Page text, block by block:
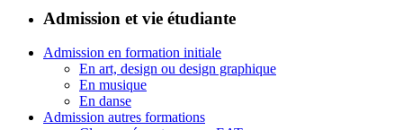
Admission et vie étudiante
Admission en formation initiale
En art, design ou design graphique
En musique
En danse
Admission autres formations